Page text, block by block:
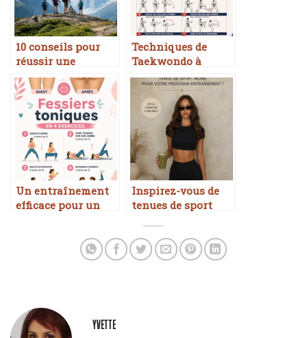
10 conseils pour
réussir une
randonnée en
famille autour du
Mont Blanc
Techniques de
Taekwondo à
découvrir pour
tous
Un entraînement
efficace pour un
Inspirez-vous de
tenues de sport
YVETTE